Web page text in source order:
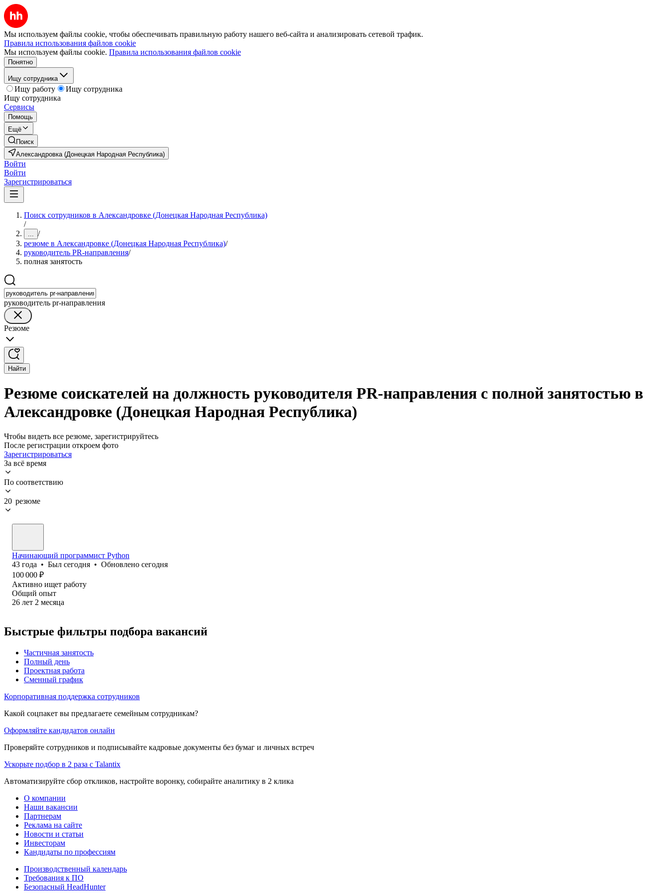
Мы используем файлы cookie, чтобы обеспечивать правильную работу нашего веб-сайта и анализировать сетевой трафик.
Правила использования файлов cookie
Мы используем файлы cookie. Правила использования файлов cookie
Понятно
Ищу сотрудника
Ищу работу
Ищу сотрудника
Ищу сотрудника
Сервисы
Помощь
Ещё
Поиск
Александровка (Донецкая Народная Республика)
Войти
Войти
Зарегистрироваться
Поиск сотрудников в Александровке (Донецкая Народная Республика)
/
... /
резюме в Александровке (Донецкая Народная Республика)/
руководитель PR-направления/
полная занятость
руководитель pr-направления
Резюме
Найти
Резюме соискателей на должность руководителя PR-направления с полной занятостью в
Александровке (Донецкая Народная Республика)
Чтобы видеть все резюме, зарегистрируйтесь
После регистрации откроем фото
Зарегистрироваться
За всё время
По соответствию
20 резюме
Начинающий программист Python
43 года • Был сегодня • Обновлено сегодня
100 000 ₽
Активно ищет работу
Общий опыт
26 лет 2 месяца
Быстрые фильтры подбора вакансий
Частичная занятость
Полный день
Проектная работа
Сменный график
Корпоративная поддержка сотрудников
Какой соцпакет вы предлагаете семейным сотрудникам?
Оформляйте кандидатов онлайн
Проверяйте сотрудников и подписывайте кадровые документы без бумаг и личных встреч
Ускорьте подбор в 2 раза с Talantix
Автоматизируйте сбор откликов, настройте воронку, собирайте аналитику в 2 клика
О компании
Наши вакансии
Партнерам
Реклама на сайте
Новости и статьи
Инвесторам
Кандидаты по профессиям
Производственный календарь
Требования к ПО
Безопасный HeadHunter